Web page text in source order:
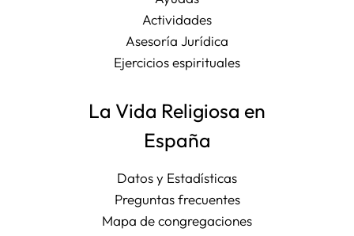
Actividades
Asesoría Jurídica
Ejercicios espirituales
La Vida Religiosa en
España
Datos y Estadísticas
Preguntas frecuentes
Mapa de congregaciones